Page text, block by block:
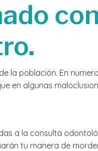
con
la población. En
en algunas
a la consulta
tu manera de